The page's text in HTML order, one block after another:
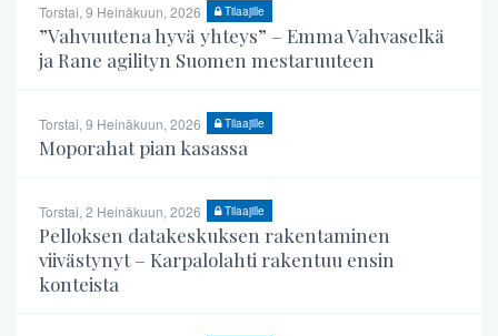
Torstai, 9 Heinäkuun, 2026 Tilaajille
”Vahvuutena hyvä yhteys” – Emma Vahvaselkä
ja Rane agilityn Suomen mestaruuteen
Torstai, 9 Heinäkuun, 2026 Tilaajille
Moporahat pian kasassa
Torstai, 2 Heinäkuun, 2026 Tilaajille
Pelloksen datakeskuksen rakentaminen
viivästynyt – Karpalolahti rakentuu ensin
konteista